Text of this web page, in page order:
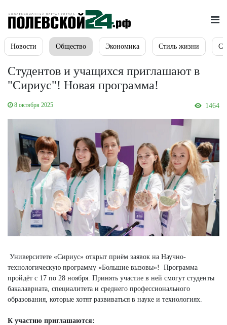
Новости Общество Экономика Стиль жизни
Студентов и учащихся приглашают в
"Сириус"! Новая программа!
8 октября 2025 1464
Университете «Сириус» открыт приём заявок на Научно-
технологическую программу «Большие вызовы»! Программа
пройдёт с 17 по 28 ноября. Принять участие в ней смогут студенты
бакалавриата, специалитета и среднего профессионального
образования, которые хотят развиваться в науке и технологиях.
К участию приглашаются: